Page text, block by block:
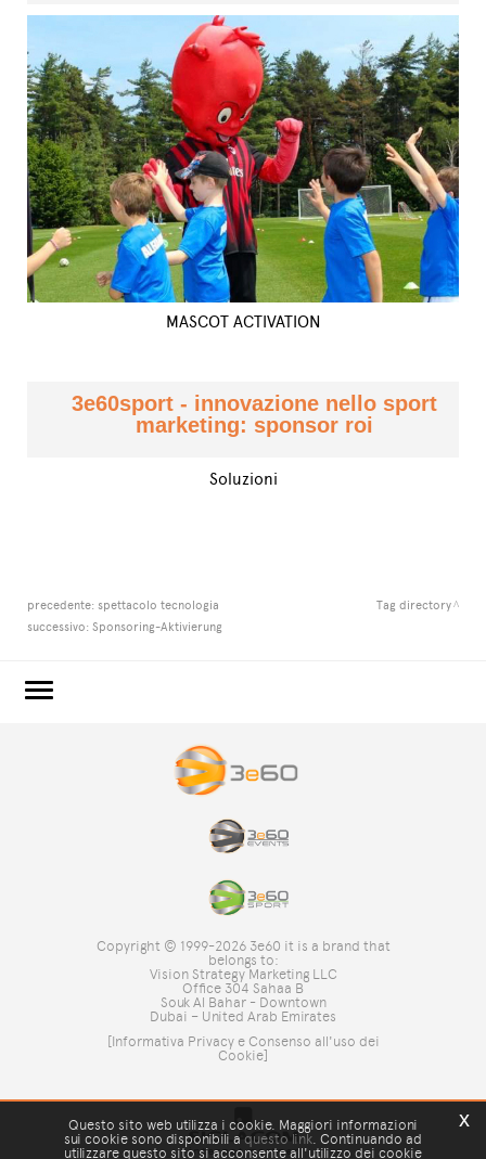
MASCOT ACTIVATION
3e60sport - innovazione nello sport
marketing: sponsor roi
Soluzioni
precedente: spettacolo tecnologia
successivo: Sponsoring-Aktivierung
Tag directory
Copyright © 1999-2026 3e60 it is a brand that
belongs to:
Vision Strategy Marketing LLC
Office 304 Sahaa B
Souk Al Bahar - Downtown
Dubai – United Arab Emirates
[Informativa Privacy e Consenso all'uso dei
Cookie]
x
Questo sito web utilizza i cookie. Maggiori informazioni
sui cookie sono disponibili a questo link. Continuando ad
utilizzare questo sito si acconsente all'utilizzo dei cookie